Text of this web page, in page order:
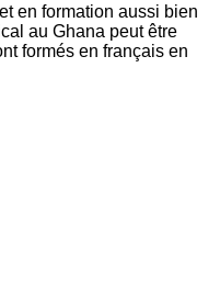
en formation aussi bien
au Ghana peut être
formés en français en